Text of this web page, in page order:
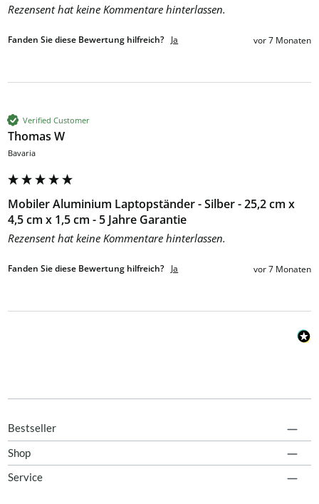
Rezensent hat keine Kommentare hinterlassen.
Fanden Sie diese Bewertung hilfreich? Ja vor 7 Monaten
Verified Customer
Thomas W
Bavaria
Mobiler Aluminium Laptopständer - Silber - 25,2 cm x
4,5 cm x 1,5 cm - 5 Jahre Garantie
Rezensent hat keine Kommentare hinterlassen.
Fanden Sie diese Bewertung hilfreich? Ja vor 7 Monaten
Bestseller
Shop
Service